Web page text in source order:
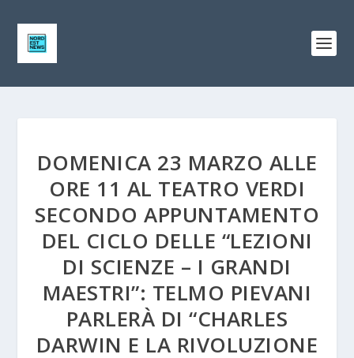
DOMENICA 23 MARZO ALLE
ORE 11 AL TEATRO VERDI
SECONDO APPUNTAMENTO
DEL CICLO DELLE “LEZIONI
DI SCIENZE – I GRANDI
MAESTRI”: TELMO PIEVANI
PARLERÀ DI “CHARLES
DARWIN E LA RIVOLUZIONE